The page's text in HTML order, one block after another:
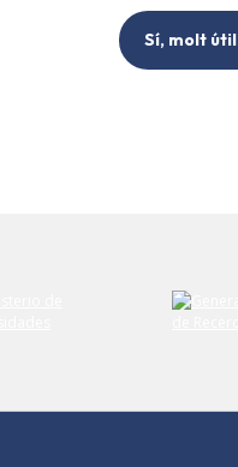
Sí, molt útil